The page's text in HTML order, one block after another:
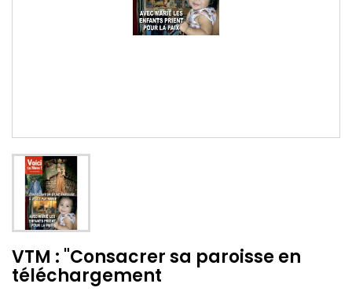
VTM : "Consacrer sa paroisse en
téléchargement